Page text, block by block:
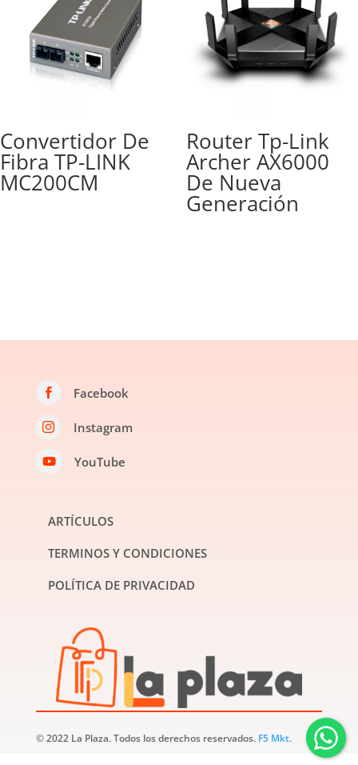
Convertidor De
Fibra TP-LINK
MC200CM
Router Tp-Link
Archer AX6000
De Nueva
Generación
 Facebook
 Instagram
 YouTube
ARTÍCULOS
TERMINOS Y CONDICIONES
POLÍTICA DE PRIVACIDAD
© 2022 La Plaza. Todos los derechos reservados. F5 Mkt.